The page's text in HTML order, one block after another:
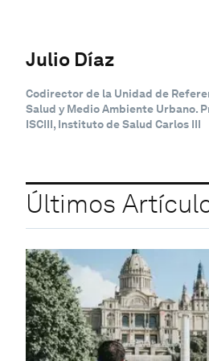
Julio Díaz
Codirector de la Unidad de
Salud y Medio Ambiente Urbano.
ISCIII, Instituto de Salud Carlos III
Últimos